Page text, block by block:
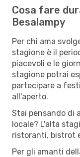
Cosa fare
Besalampy
Per chi ama
stagione è il
piacevoli e le
stagione potrai
partecipare a
all'aperto.
Stai pensando di
locale? L'alta
ristoranti, bistrot
Per gli amanti